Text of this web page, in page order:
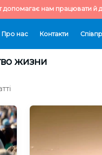
допомагає нам працювати й
Про нас Контакти
жизни